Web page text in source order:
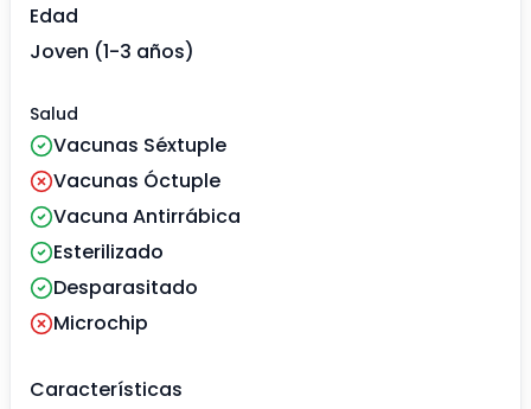
Edad
Joven (1-3 años)
Salud
Vacunas Séxtuple
Vacunas Óctuple
Vacuna Antirrábica
Esterilizado
Desparasitado
Microchip
Características